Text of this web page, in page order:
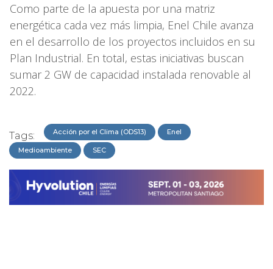
Como parte de la apuesta por una matriz
energética cada vez más limpia, Enel Chile avanza
en el desarrollo de los proyectos incluidos en su
Plan Industrial. En total, estas iniciativas buscan
sumar 2 GW de capacidad instalada renovable al
2022.
Tags: Acción por el Clima (ODS13) Enel
Medioambiente SEC